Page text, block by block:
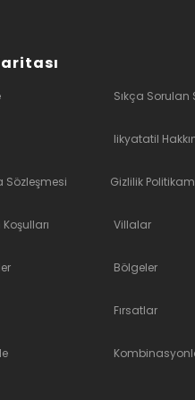
Sıkça Sorulan
likyatatil
Sözleşmesi Gizlilik
Villalar
Bölgeler
Fırsatlar